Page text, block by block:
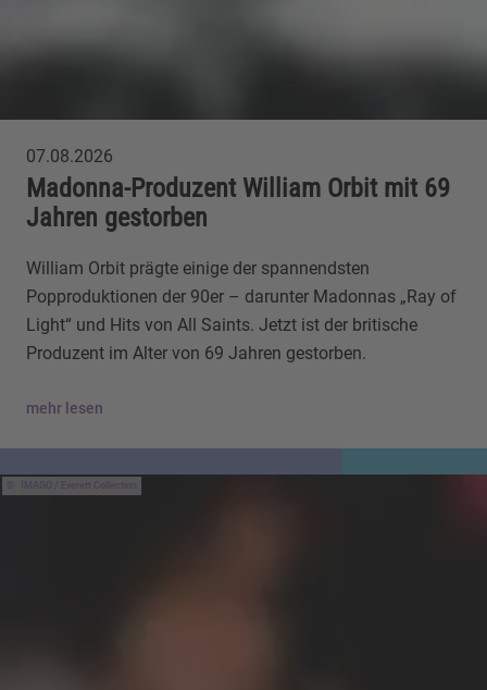
07.08.2026
Madonna-Produzent William Orbit mit 69
Jahren gestorben
William Orbit prägte einige der spannendsten
Popproduktionen der 90er – darunter Madonnas „Ray of
Light“ und Hits von All Saints. Jetzt ist der britische
Produzent im Alter von 69 Jahren gestorben.
mehr lesen
IMAGO / Everett Collection